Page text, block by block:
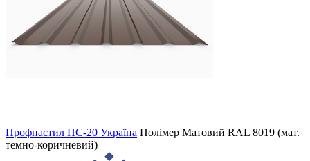
Профнастил ПС-20 Україна Полімер Матовий RAL 8019 (мат.
темно-коричневий)